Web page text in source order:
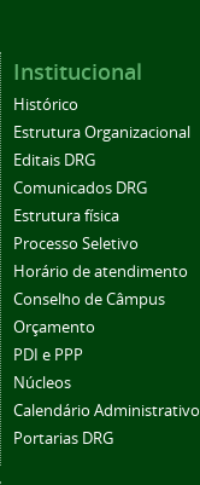
Institucional
Histórico
Estrutura Organizacional
Editais DRG
Comunicados DRG
Estrutura física
Processo Seletivo
Horário de atendimento
Conselho de Câmpus
Orçamento
PDI e PPP
Núcleos
Calendário Administrativo
Portarias DRG